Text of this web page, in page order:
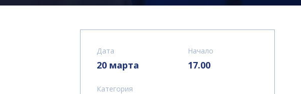
Дата
20 марта
Начало
17.00
Категория